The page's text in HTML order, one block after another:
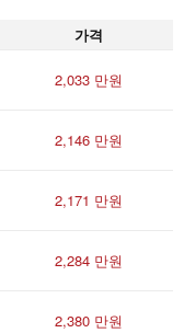
가격
2,033 만원
2,146 만원
2,171 만원
2,284 만원
2,380 만원